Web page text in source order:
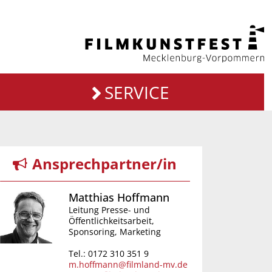
SERVICE
Ansprechpartner/in
Matthias Hoffmann
Leitung Presse- und
Öffentlichkeitsarbeit,
Sponsoring, Marketing
Tel.: 0172 310 351 9
m.hoffmann@filmland-mv.de